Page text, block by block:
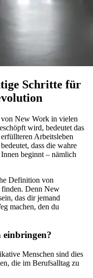
Schritte für
New Work in vielen
wird, bedeutet das
Arbeitsleben
dass die wahre
beginnt – nämlich
Definition von
finden. Denn New
das dir jemand
machen, den du
einbringen?
Menschen sind dies
die im Berufsalltag zu